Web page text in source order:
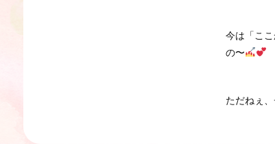
今は「こ
の〜
ただねぇ